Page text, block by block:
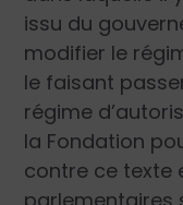
issu du
modifier le
le faisant
régime
la Fondation
contre ce texte